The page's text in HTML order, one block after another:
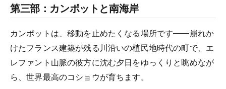
第三部：カンポットと南海岸
カンポットは、移動を止めたくなる場所です——崩れか
けたフランス建築が残る川沿いの植民地時代の町で、エ
レファント山脈の彼方に沈む夕日をゆっくりと眺めなが
ら、世界最高のコショウが育ちます。